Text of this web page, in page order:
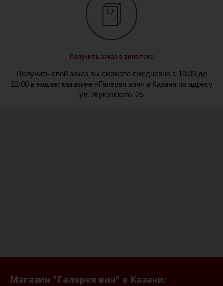
Получить заказ в винотеке
Получить свой заказ вы сможете ежедневно с 10:00 до
22:00 в нашем магазине «Галерея вин» в Казани по адресу
ул. Жуковского, 25
Магазин "Галерея вин" в Казани: